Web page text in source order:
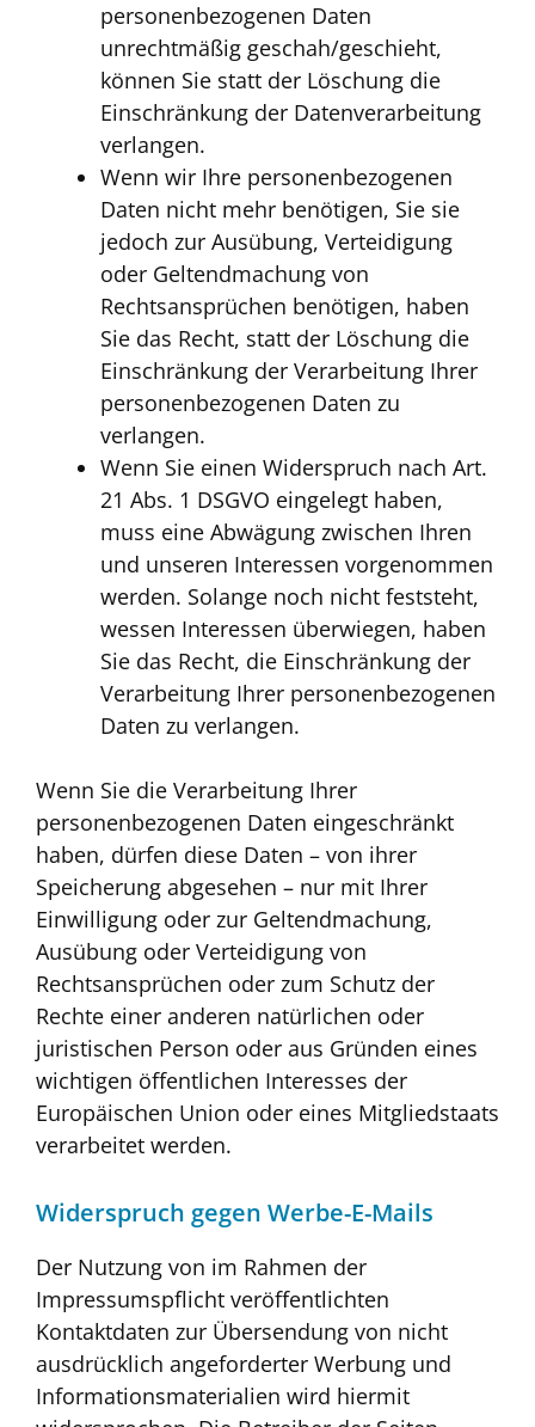
personenbezogenen Daten
unrechtmäßig geschah/geschieht,
können Sie statt der Löschung die
Einschränkung der Datenverarbeitung
verlangen.
Wenn wir Ihre personenbezogenen
Daten nicht mehr benötigen, Sie sie
jedoch zur Ausübung, Verteidigung
oder Geltendmachung von
Rechtsansprüchen benötigen, haben
Sie das Recht, statt der Löschung die
Einschränkung der Verarbeitung Ihrer
personenbezogenen Daten zu
verlangen.
Wenn Sie einen Widerspruch nach Art.
21 Abs. 1 DSGVO eingelegt haben,
muss eine Abwägung zwischen Ihren
und unseren Interessen vorgenommen
werden. Solange noch nicht feststeht,
wessen Interessen überwiegen, haben
Sie das Recht, die Einschränkung der
Verarbeitung Ihrer personenbezogenen
Daten zu verlangen.
Wenn Sie die Verarbeitung Ihrer
personenbezogenen Daten eingeschränkt
haben, dürfen diese Daten – von ihrer
Speicherung abgesehen – nur mit Ihrer
Einwilligung oder zur Geltendmachung,
Ausübung oder Verteidigung von
Rechtsansprüchen oder zum Schutz der
Rechte einer anderen natürlichen oder
juristischen Person oder aus Gründen eines
wichtigen öffentlichen Interesses der
Europäischen Union oder eines Mitgliedstaats
verarbeitet werden.
Widerspruch gegen Werbe-E-Mails
Der Nutzung von im Rahmen der
Impressumspflicht veröffentlichten
Kontaktdaten zur Übersendung von nicht
ausdrücklich angeforderter Werbung und
Informationsmaterialien wird hiermit